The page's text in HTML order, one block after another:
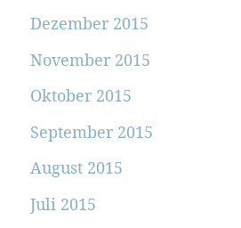
Dezember 2015
November 2015
Oktober 2015
September 2015
August 2015
Juli 2015